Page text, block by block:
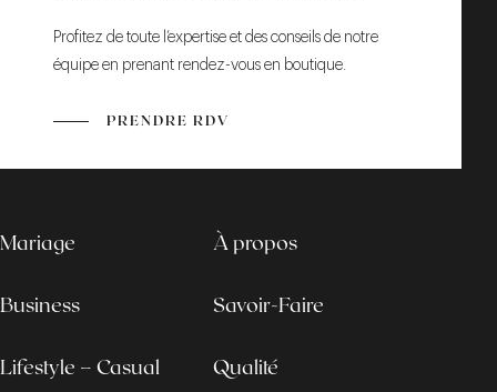
Profitez de toute l’expertise et des conseils de notre
équipe en prenant rendez-vous en boutique.
PRENDRE RDV
Mariage
Business
Lifestyle – Casual
À propos
Savoir-Faire
Qualité